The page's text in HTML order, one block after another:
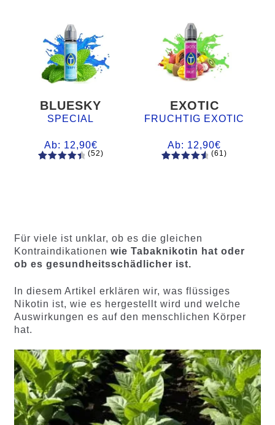
BLUESKY
SPECIAL
Ab: 12,90€
Kundenb
ewertung
en
(52)
EXOTIC
FRUCHTIG EXOTIC
Ab: 12,90€
Kundenb
ewertung
en
(61)
Für viele ist unklar, ob es die gleichen
Kontraindikationen wie Tabaknikotin hat oder
ob es gesundheitsschädlicher ist.
In diesem Artikel erklären wir, was flüssiges
Nikotin ist, wie es hergestellt wird und welche
Auswirkungen es auf den menschlichen Körper
hat.